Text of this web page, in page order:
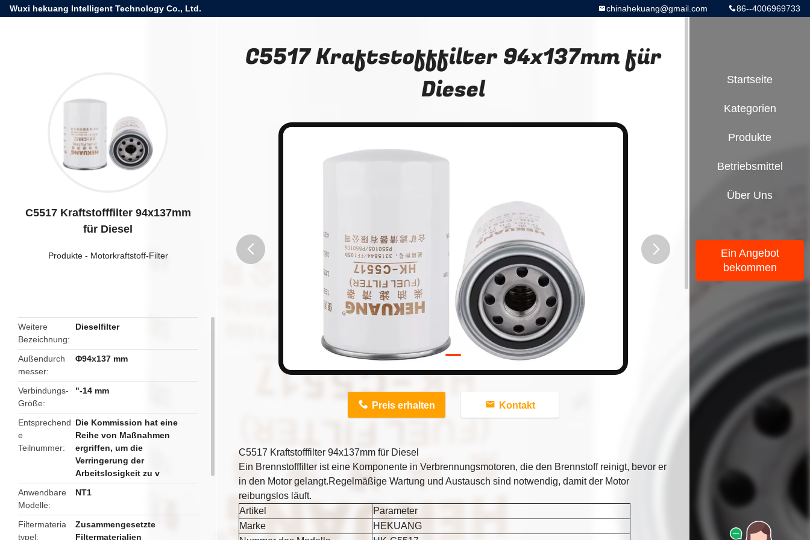
Wuxi hekuang Intelligent Technology Co., Ltd. 86--4006969733
chinahekuang@gmail.com
C5517 Kraftstofffilter 94x137mm
für Diesel
Produkte- Motorkraftstoff-Filter
Weitere
Bezeichnung
Dieselfilter
Außendurch
messer
Φ94x137 mm
Verbindungs-
Größe
"-14 mm
Entsprechend
e
Teilnummer
Die Kommission hat eine
Reihe von Maßnahmen
ergriffen, um die
Verringerung der
Arbeitslosigkeit zu v
Anwendbare
Modelle
NT1
Filtermateria
typel
Zusammengesetzte
Filtermaterialien
C5517 Kraftstofffilter 94x137mm für
Diesel
Preis erhalten Kontakt
C5517 Kraftstofffilter 94x137mm für Diesel
Ein Brennstofffilter ist eine Komponente in Verbrennungsmotoren, die den Brennstoff reinigt, bevor er
in den Motor gelangt.Regelmäßige Wartung und Austausch sind notwendig, damit der Motor
reibungslos läuft.
Artikel
Parameter
Marke
HEKUANG
Startseite
Kategorien
Produkte
Betriebsmittel
Über Uns
Ein Angebot
bekommen